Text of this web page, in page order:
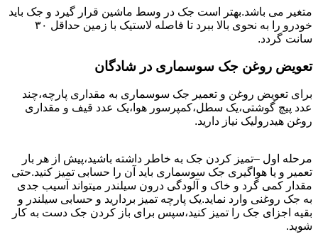
متغیر می باشد.بهتر است جک در وسط ماشین قرار گیرد و جک باید
خودرو را به نحوی بالا ببرد تا فاصله لاستیک با زمین حداقل ۳۰
سانت گردد.
تعویض روغن جک سوسماری در شادگان
برای تعویض روغن و تعمیر جک سوسماری به مقداری پارچه،چند
عدد پیچ گوشتی،یک سطل،کمپرسور هوا،یک عدد قیف و مقداری
روغن هیدرولیک نیاز دارید.
مرحله اول –تمیز کردن جک به خاطر داشته باشید،پیش از هر بار
تعمیر و یا هواگیری جک سوسماری باید آن را حسابی تمیز کنید.حتی
مقدار کمی گرد و خاک و آلودگی درون سیلندر میتواند آسیب جدی
به جک روغنی وارد نماید.یک پارچه تمیز بردارید و حسابی سیلندر و
بقیه اجزای جک را تمیز کنید،سپس برای باز کردن جک دست به کار
شوید.